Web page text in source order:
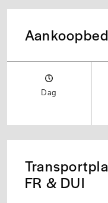
Dag
FR & DUI